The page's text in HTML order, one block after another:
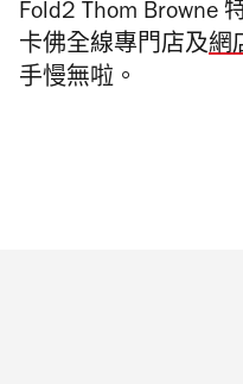
Fold2 Thom Browne
卡佛全線專門店及網
手慢無啦。